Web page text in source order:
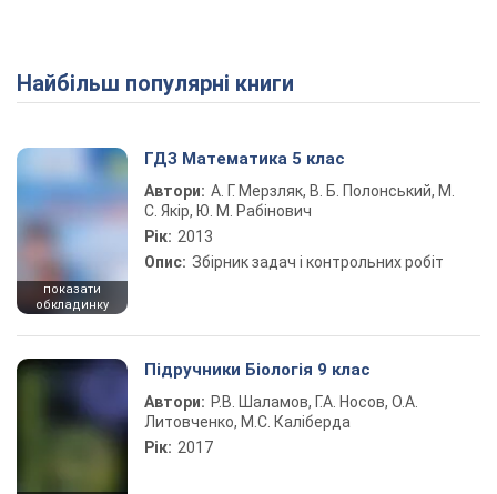
Найбільш популярні книги
показати
обкладинку
ГДЗ Математика 5 клас
Автори: А. Г. Мерзляк, В. Б. Полонський, М.
С. Якір, Ю. М. Рабінович
Рік: 2013
Опис: Збірник задач і контрольних робіт
Підручники Біологія 9 клас
Автори: Р.В. Шаламов, Г.А. Носов, О.А.
Литовченко, М.С. Каліберда
Рік: 2017